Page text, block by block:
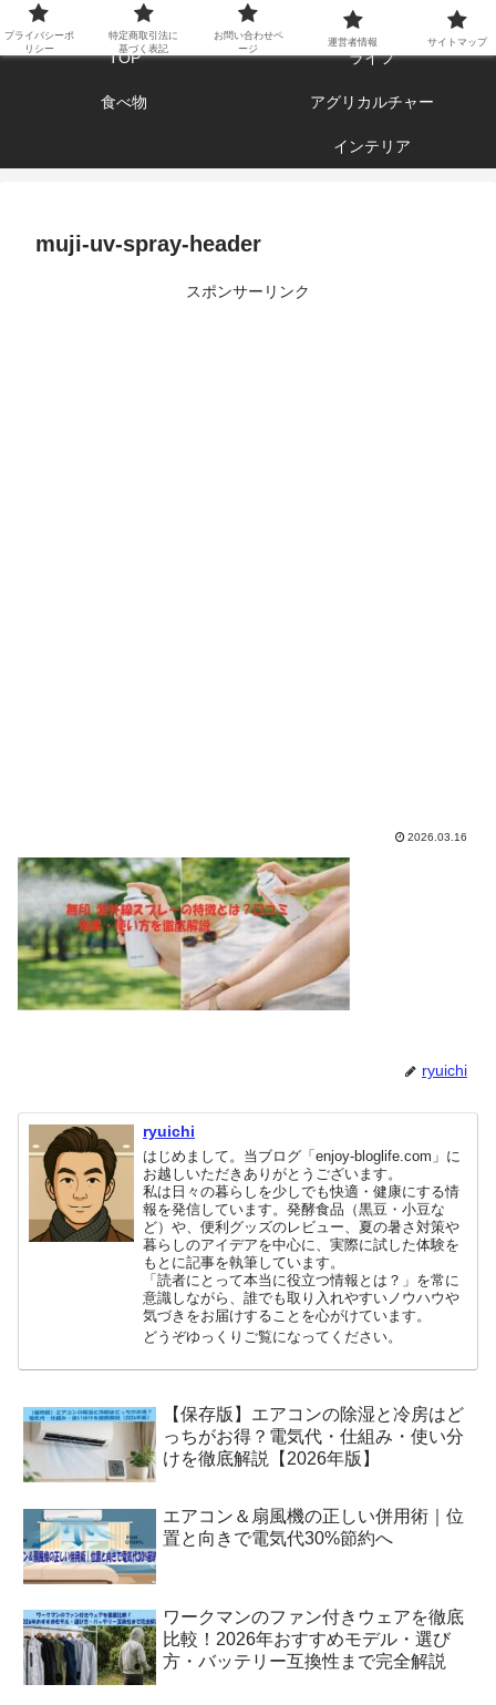
エンジョイ ブログライフ
TOP ライフ
食べ物 アグリカルチャー
インテリア
muji-uv-spray-header
スポンサーリンク
2026.03.16
ryuichi
ryuichi
はじめまして。当ブログ「enjoy-bloglife.com」に
お越しいただきありがとうございます。
私は日々の暮らしを少しでも快適・健康にする情
報を発信しています。発酵食品（黒豆・小豆な
ど）や、便利グッズのレビュー、夏の暑さ対策や
暮らしのアイデアを中心に、実際に試した体験を
もとに記事を執筆しています。
「読者にとって本当に役立つ情報とは？」を常に
意識しながら、誰でも取り入れやすいノウハウや
気づきをお届けすることを心がけています。
どうぞゆっくりご覧になってください。
【保存版】エアコンの除湿と冷房はど
っちがお得？電気代・仕組み・使い分
けを徹底解説【2026年版】
エアコン＆扇風機の正しい併用術｜位
置と向きで電気代30%節約へ
ワークマンのファン付きウェアを徹底
比較！2026年おすすめモデル・選び
方・バッテリー互換性まで完全解説
プライバシーポ
リシー
特定商取引法に
基づく表記
お問い合わせペ
ージ
運営者情報 サイトマップ